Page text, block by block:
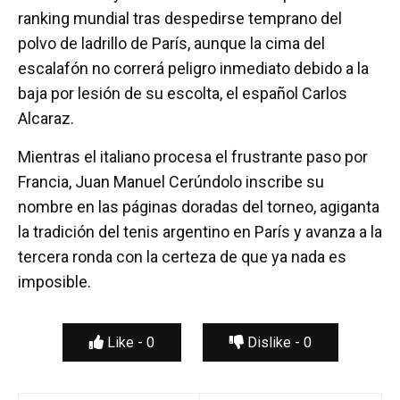
ranking mundial tras despedirse temprano del
polvo de ladrillo de París, aunque la cima del
escalafón no correrá peligro inmediato debido a la
baja por lesión de su escolta, el español Carlos
Alcaraz.
Mientras el italiano procesa el frustrante paso por
Francia, Juan Manuel Cerúndolo inscribe su
nombre en las páginas doradas del torneo, agiganta
la tradición del tenis argentino en París y avanza a la
tercera ronda con la certeza de que ya nada es
imposible.
Like - 0 Dislike - 0